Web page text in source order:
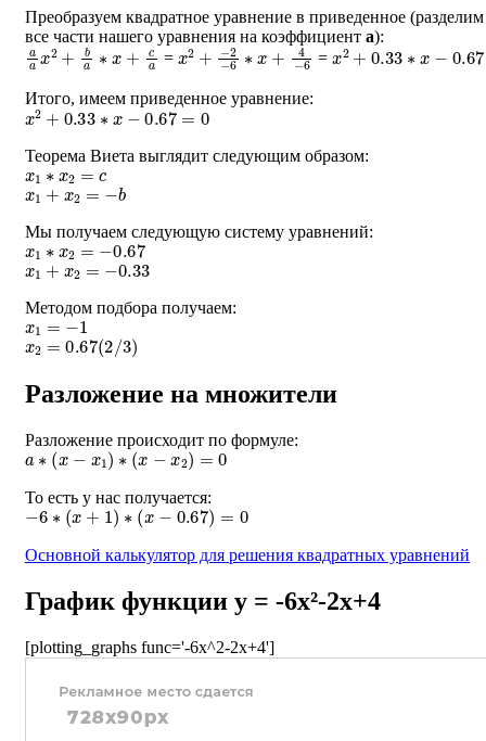
Преобразуем квадратное уравнение в приведенное (разделим
все части нашего уравнения на коэффициент a):
aax2+ba∗x+ca = x2+
−2−6∗x+4−6 =x2+ 0.33∗ 0.67
Итого, имеем приведенное уравнение:
x2+0.33∗x−0.67=0
Теорема Виета выглядит следующим образом:
x1∗x2= c
x1 + x2 =− b
Мы получаем следующую систему уравнений:
x1∗x2=−0.67
x1 + x2 =− 0.33
Методом подбора получаем:
x1=−1
x2 =0.67(2/ )
Разложение на множители
Разложение происходит по формуле:
a ∗(x−x1)∗ (x−x2)=0
То есть у нас получается:
−6∗(x+1)∗(x−0.67)=0
Основной калькулятор для решения квадратных уравнений
График функции y = -6x²-2x+4
[plotting_graphs func='-6x^2-2x+4']